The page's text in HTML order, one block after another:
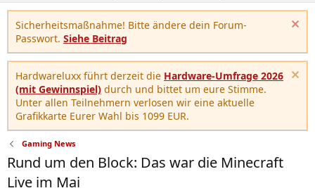
Sicherheitsmaßnahme! Bitte ändere dein Forum-
Passwort. Siehe Beitrag
Hardwareluxx führt derzeit die Hardware-Umfrage 2026
(mit Gewinnspiel) durch und bittet um eure Stimme.
Unter allen Teilnehmern verlosen wir eine aktuelle
Grafikkarte Eurer Wahl bis 1099 EUR.
Gaming News
Rund um den Block: Das war die Minecraft
Live im Mai